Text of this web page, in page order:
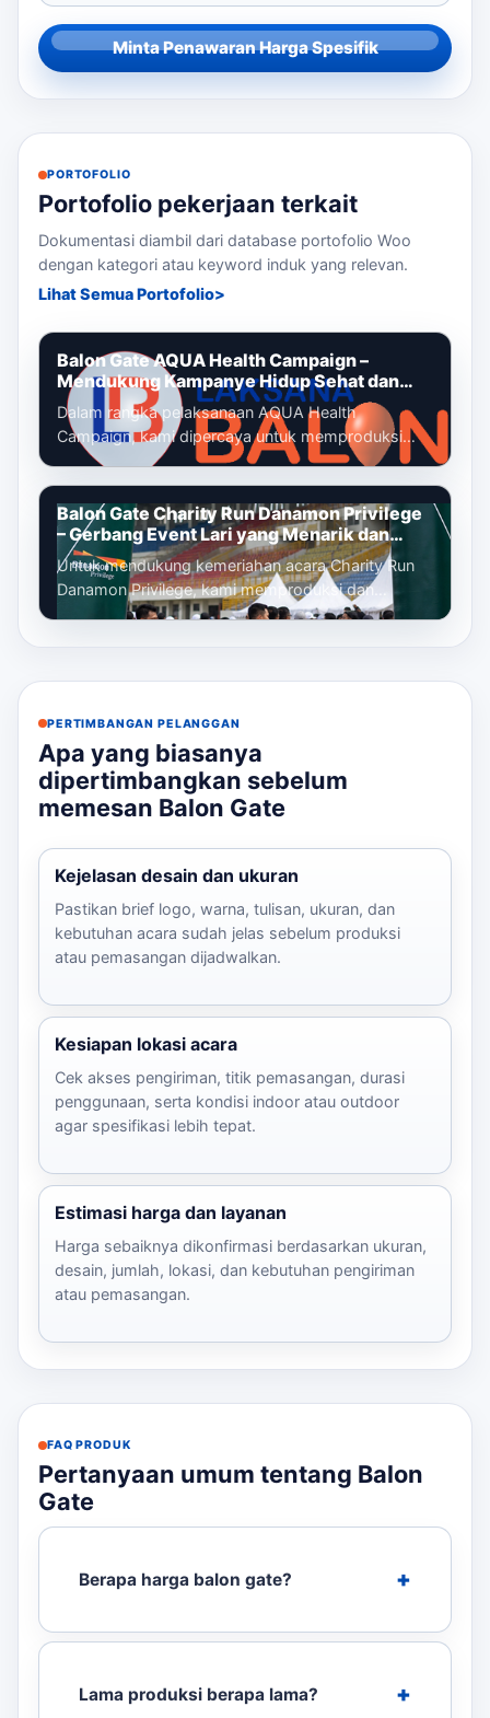
Minta Penawaran Harga Spesifik
PORTOFOLIO
Portofolio pekerjaan terkait
Dokumentasi diambil dari database portofolio Woo
dengan kategori atau keyword induk yang relevan.
Lihat Semua Portofolio
Balon Gate AQUA Health Campaign –
Mendukung Kampanye Hidup Sehat dan
Gaya Hidup Aktif
Dalam rangka pelaksanaan AQUA Health
Campaign, kami dipercaya untuk memproduksi
dan memasang balon gate custom yang menjadi
identi...
Balon Gate Charity Run Danamon Privilege
– Gerbang Event Lari yang Menarik dan
Profesional
Untuk mendukung kemeriahan acara Charity Run
Danamon Privilege, kami memproduksi dan
memasang balon gate custom sebagai gerbang
PERTIMBANGAN PELANGGAN
Apa yang biasanya
dipertimbangkan sebelum
memesan Balon Gate
Kejelasan desain dan ukuran
Pastikan brief logo, warna, tulisan, ukuran, dan
kebutuhan acara sudah jelas sebelum produksi
atau pemasangan dijadwalkan.
Kesiapan lokasi acara
Cek akses pengiriman, titik pemasangan, durasi
penggunaan, serta kondisi indoor atau outdoor
agar spesifikasi lebih tepat.
Estimasi harga dan layanan
Harga sebaiknya dikonfirmasi berdasarkan ukuran,
desain, jumlah, lokasi, dan kebutuhan pengiriman
atau pemasangan.
FAQ PRODUK
Pertanyaan umum tentang Balon
Gate
Berapa harga balon gate?
Lama produksi berapa lama?